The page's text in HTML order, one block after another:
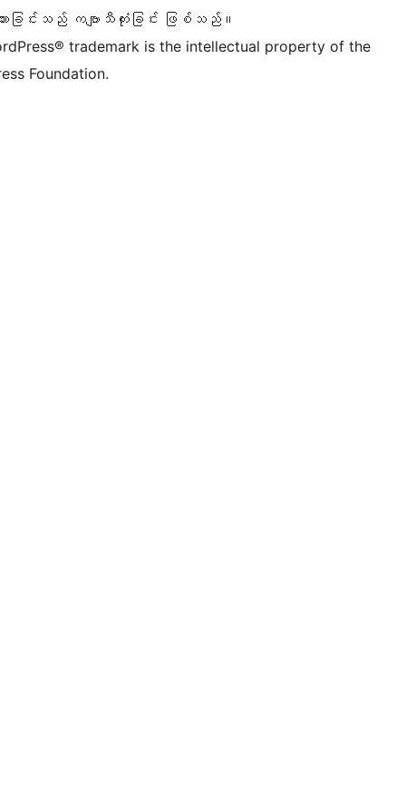
ားခြင်းသည် ကဗျာသီကုံးခြင်း ဖြစ်သည်။
trademark is the intellectual property of the
Foundation.